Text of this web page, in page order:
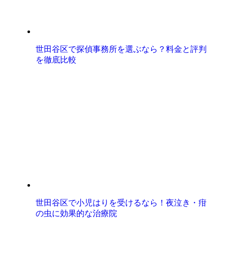
世田谷区で探偵事務所を選ぶなら？料金と評判
を徹底比較
世田谷区で小児はりを受けるなら！夜泣き・疳
の虫に効果的な治療院